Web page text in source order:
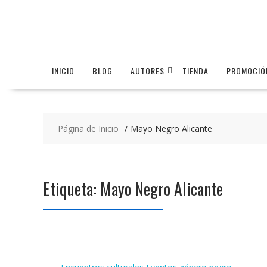
INICIO BLOG AUTORES TIENDA
Página de Inicio Mayo Negro Alicante
Etiqueta: Mayo Negro Alicante